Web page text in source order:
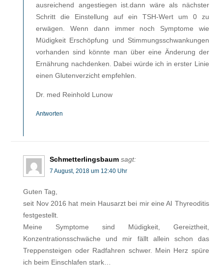
ausreichend angestiegen ist.dann wäre als nächster
Schritt die Einstellung auf ein TSH-Wert um 0 zu
erwägen. Wenn dann immer noch Symptome wie
Müdigkeit Erschöpfung und Stimmungsschwankungen
vorhanden sind könnte man über eine Änderung der
Ernährung nachdenken. Dabei würde ich in erster Linie
einen Glutenverzicht empfehlen.
Dr. med Reinhold Lunow
Antworten
Schmetterlingsbaum sagt:
7 August, 2018 um 12:40 Uhr
Guten Tag,
seit Nov 2016 hat mein Hausarzt bei mir eine AI Thyreoditis
festgestellt.
Meine Symptome sind Müdigkeit, Gereiztheit,
Konzentrationsschwäche und mir fällt allein schon das
Treppensteigen oder Radfahren schwer. Mein Herz spüre
ich beim Einschlafen stark…